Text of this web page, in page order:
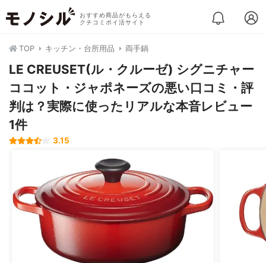
おすすめ商品がもらえる
クチコミポイ活サイト
TOP キッチン・台所用品 両手鍋
LE CREUSET(ル・クルーゼ) シグニチャー
ココット・ジャポネーズの悪い口コミ・評
判は？実際に使ったリアルな本音レビュー
1件
3.15